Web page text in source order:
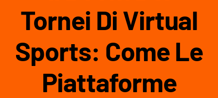
Tornei Di Virtual
Sports: Come Le
Piattaforme